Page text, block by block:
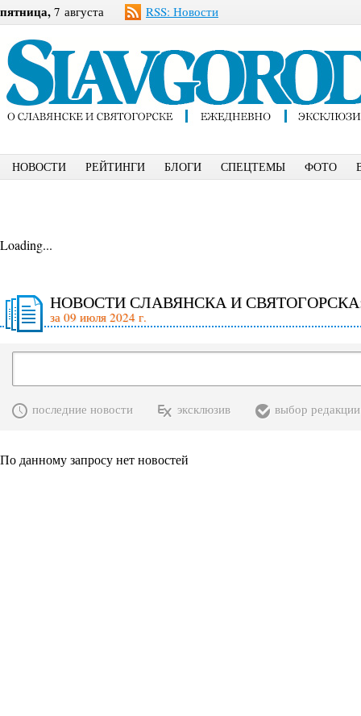
пятница, 7 августа RSS: Новости
НОВОСТИ РЕЙТИНГИ БЛОГИ СПЕЦТЕМЫ ФОТО
Loading...
НОВОСТИ СЛАВЯНСКА И
за 09 июля 2024 г.
последние новости эксклюзив выбор редакции
По данному запросу нет новостей